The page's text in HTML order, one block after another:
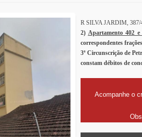
R SILVA JARDIM, 387/
2) Apartamento 402
correspondentes
3ª Circunscrição de
constam débitos de
Acompanhe o